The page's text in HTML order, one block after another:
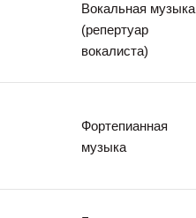
Вокальная музыка
(репертуар
вокалиста)
Фортепианная
музыка